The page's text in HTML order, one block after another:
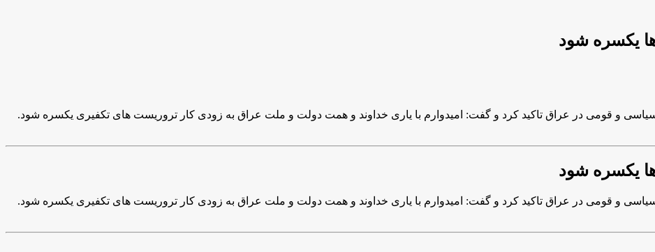
یکسره شود
و قومی در عراق تاکید کرد و گفت: امیدوارم با یاری خداوند و همت دولت و ملت عراق به زودی کار تروریست های تکفیری یکسره شود.
یکسره شود
و قومی در عراق تاکید کرد و گفت: امیدوارم با یاری خداوند و همت دولت و ملت عراق به زودی کار تروریست های تکفیری یکسره شود.